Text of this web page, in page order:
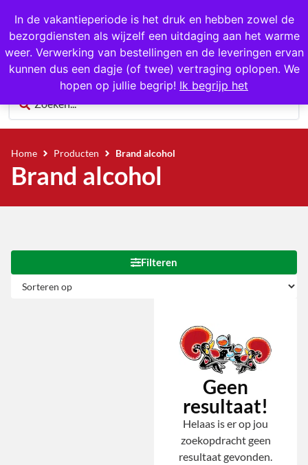
In de vakantieperiode is het druk en hebben zowel de
bezorgdiensten als wijzelf een uitdaging aan het warme
weer. Verwerking van bestellingen en de leveringen ervan
kunnen dus een dagje (of twee) vertraging oplopen. We
hopen op jullie begrip! Ik begrijp het
1000+ producten op voorraad
0
Home Producten Brand alcohol
Brand alcohol
Filteren
Geen
resultaat!
Helaas is er op jou
zoekopdracht geen
resultaat gevonden.